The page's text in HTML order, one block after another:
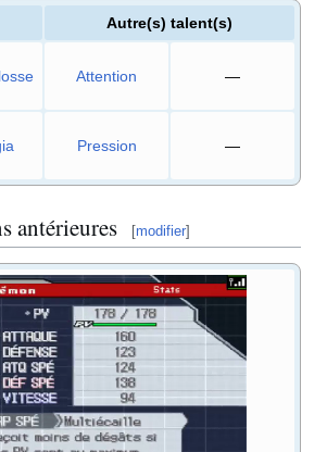
Autre(s) talent(s)
Attention —
Pression —
antérieures [modifier]